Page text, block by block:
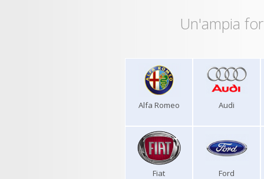
Un'ampia
Alfa Romeo Audi
Fiat Ford